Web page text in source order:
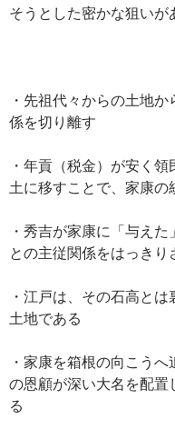
そうとした密かな狙いが
・先祖代々からの土地
係を切り離す
・年貢（税金）が安く
土に移すことで、家康の
・秀吉が家康に「与え
との主従関係をはっきり
・江戸は、その石高と
土地である
・家康を箱根の向こう
の恩顧が深い大名を配置
る